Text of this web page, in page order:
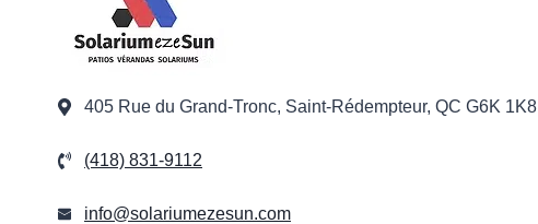
405 Rue du Grand-Tronc, Saint-Rédempteur, QC G6K 1K8
(418) 831-9112
info@solariumezesun.com